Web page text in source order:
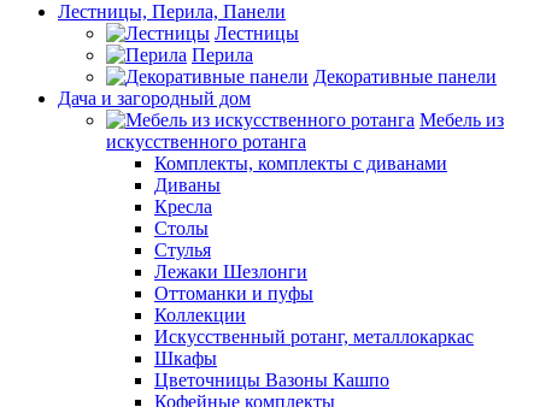
Лестницы, Перила, Панели
Лестницы
Перила
Декоративные панели
Дача и загородный дом
Мебель из
искусственного ротанга
Комплекты, комплекты с диванами
Диваны
Кресла
Столы
Стулья
Лежаки Шезлонги
Оттоманки и пуфы
Коллекции
Искусственный ротанг, металлокаркас
Шкафы
Цветочницы Вазоны Кашпо
Кофейные комплекты